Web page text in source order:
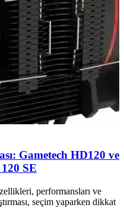
Gametech HD120 ve
SE
performansları ve
seçim yaparken dikkat